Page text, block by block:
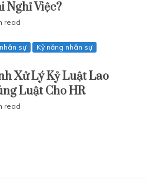
Nghỉ Việc?
read
sự
Kỹ năng nhân sự
Xử Lý Kỷ Luật Lao
Luật Cho HR
read